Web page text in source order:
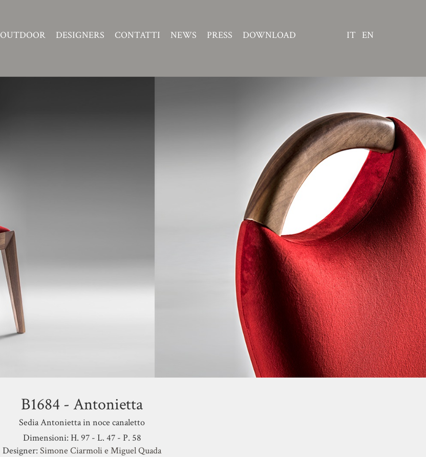
OUTDOOR DESIGNERS CONTATTI NEWS PRESS DOWNLOAD IT EN
B1684 - Antonietta
Sedia Antonietta in noce canaletto
Dimensioni: H. 97 - L. 47 - P. 58
Designer: Simone Ciarmoli e Miguel Quada